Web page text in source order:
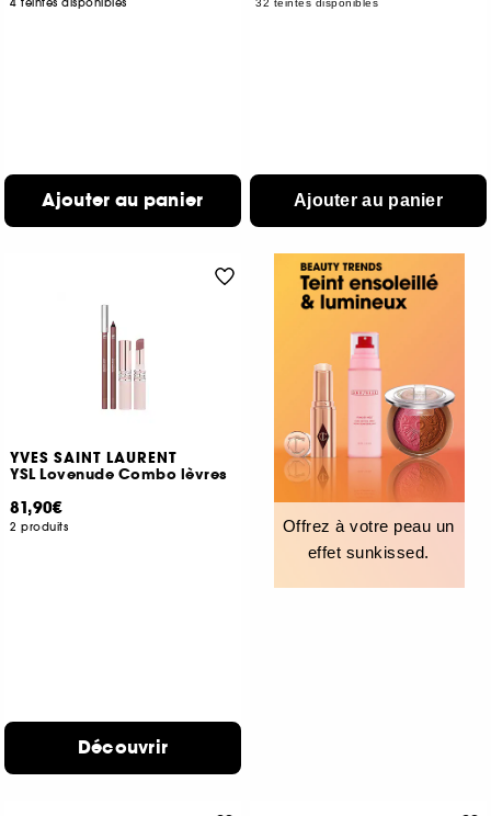
Ajouter au panier
32 teintes disponibles
Ajouter au panier
YVES SAINT LAURENT
YSL Lovenude Combo lèvres
81,90€
2 produits
Découvrir
Offrez à votre peau un
effet sunkissed.